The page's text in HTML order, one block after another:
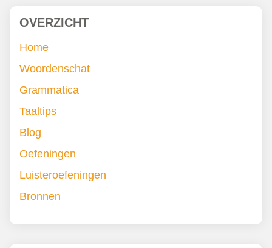
OVERZICHT
Home
Woordenschat
Grammatica
Taaltips
Blog
Oefeningen
Luisteroefeningen
Bronnen